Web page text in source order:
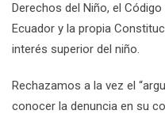
Derechos del Niño, el
Ecuador y la propia
interés superior del niño.
Rechazamos a la vez el
conocer la denuncia en su